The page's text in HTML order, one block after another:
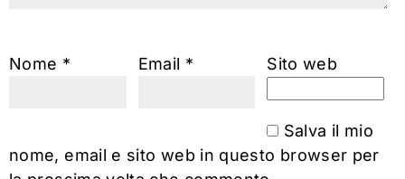
Nome * Email * Sito web
Salva il mio
nome, email e sito web in questo browser per